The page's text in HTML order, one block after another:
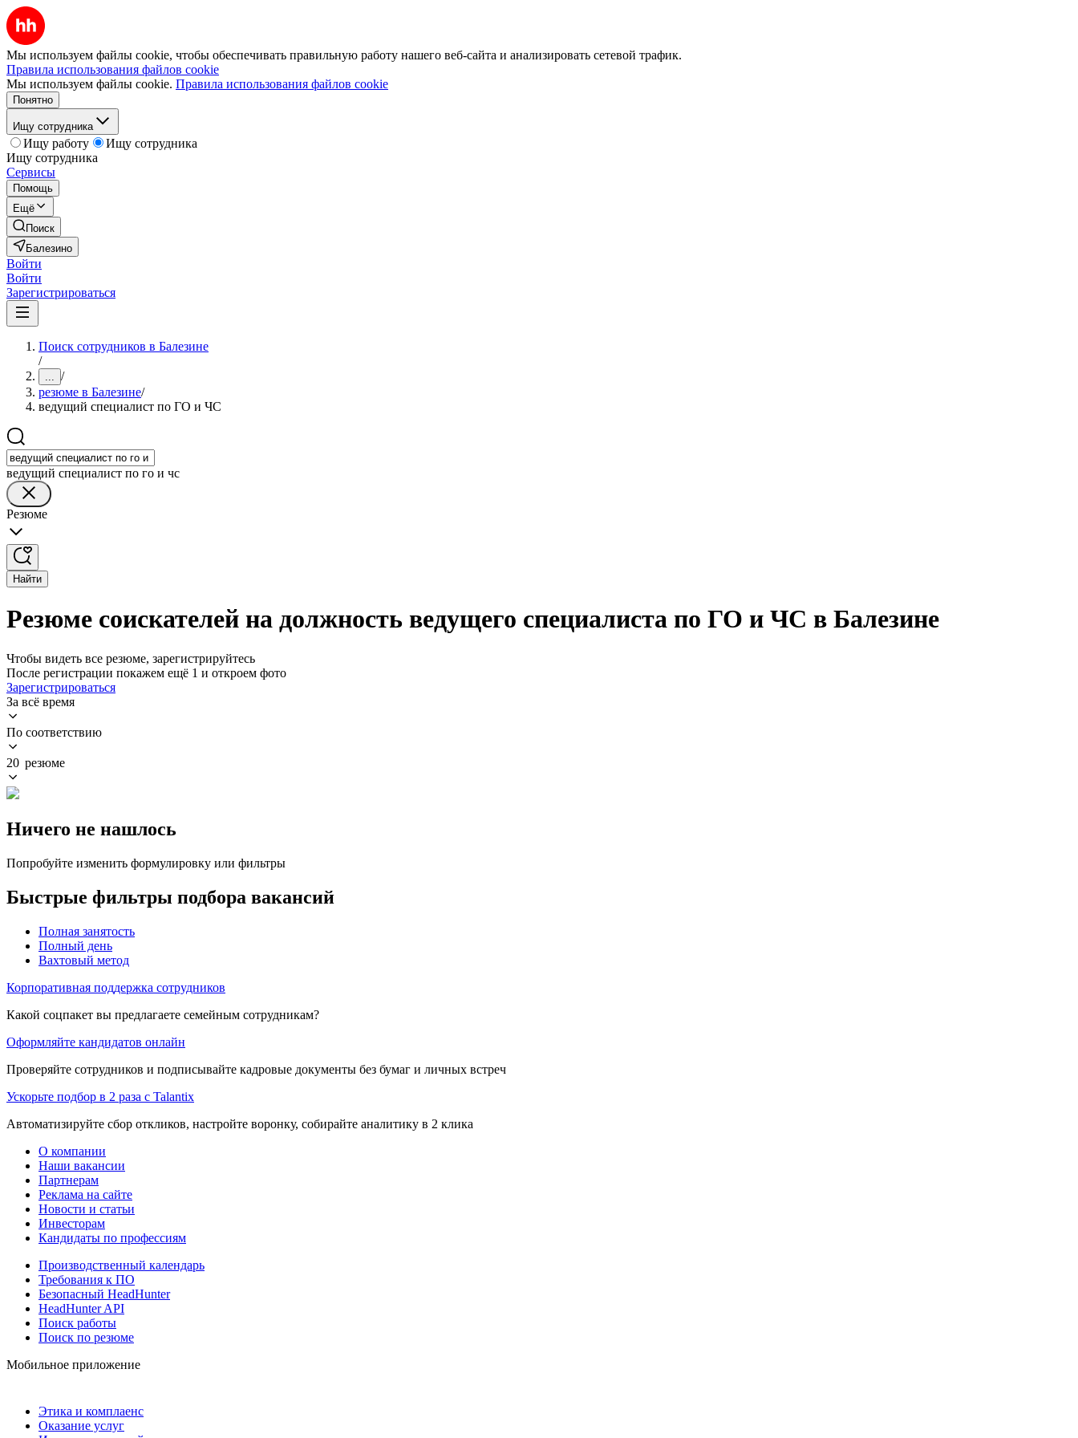
Мы используем файлы cookie, чтобы обеспечивать правильную работу нашего веб-сайта и анализировать сетевой трафик.
Правила использования файлов cookie
Мы используем файлы cookie. Правила использования файлов cookie
Понятно
Ищу сотрудника
Ищу работу
Ищу сотрудника
Ищу сотрудника
Сервисы
Помощь
Ещё
Поиск
Балезино
Войти
Войти
Зарегистрироваться
Поиск сотрудников в Балезине
/
... /
резюме в Балезине/
ведущий специалист по ГО и ЧС
ведущий специалист по го и чс
Резюме
Найти
Резюме соискателей на должность ведущего специалиста по ГО и ЧС в Балезине
Чтобы видеть все резюме, зарегистрируйтесь
После регистрации покажем ещё 1 и откроем фото
Зарегистрироваться
За всё время
По соответствию
20 резюме
Ничего не нашлось
Попробуйте изменить формулировку или фильтры
Быстрые фильтры подбора вакансий
Полная занятость
Полный день
Вахтовый метод
Корпоративная поддержка сотрудников
Какой соцпакет вы предлагаете семейным сотрудникам?
Оформляйте кандидатов онлайн
Проверяйте сотрудников и подписывайте кадровые документы без бумаг и личных встреч
Ускорьте подбор в 2 раза с Talantix
Автоматизируйте сбор откликов, настройте воронку, собирайте аналитику в 2 клика
О компании
Наши вакансии
Партнерам
Реклама на сайте
Новости и статьи
Инвесторам
Кандидаты по профессиям
Производственный календарь
Требования к ПО
Безопасный HeadHunter
HeadHunter API
Поиск работы
Поиск по резюме
Мобильное приложение
Этика и комплаенс
Оказание услуг